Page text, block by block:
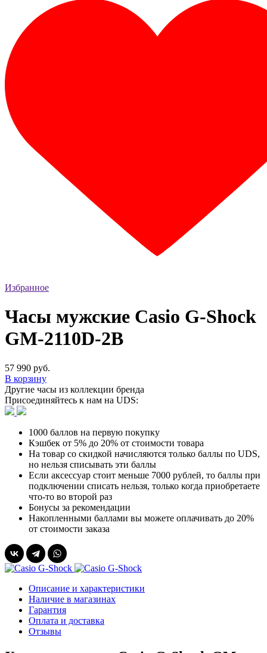
Избранное
Часы мужские Casio G-Shock
GM-2110D-2B
57 990 руб.
В корзину
Другие часы из коллекции бренда
Присоединяйтесь к нам на UDS:
1000 баллов на первую покупку
Кэшбек от 5% до 20% от стоимости товара
На товар со скидкой начисляются только баллы по UDS,
но нельзя списывать эти баллы
Если аксессуар стоит меньше 7000 рублей, то баллы при
подключении списать нельзя, только когда приобретаете
что-то во второй раз
Бонусы за рекомендации
Накопленными баллами вы можете оплачивать до 20%
от стоимости заказа
Описание и характеристики
Наличие в магазинах
Гарантия
Оплата и доставка
Отзывы